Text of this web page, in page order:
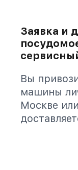
Заявка и
Вы
машины
Москве